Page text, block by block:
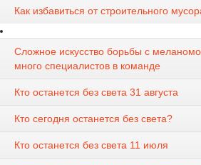
Как избавиться от строительного
Сложное искусство борьбы с
много специалистов в команде
Кто останется без света 31 августа
Кто сегодня останется без света?
Кто останется без света 11 июля